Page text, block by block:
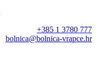
+385 1 3780 777
bolnica@bolnica-vrapce.hr